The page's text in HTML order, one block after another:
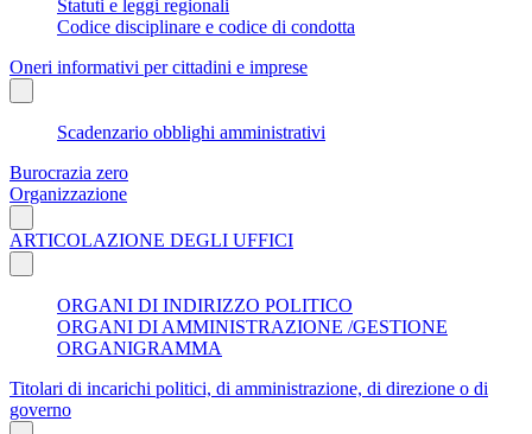
Statuti e leggi regionali
Codice disciplinare e codice di condotta
Oneri informativi per cittadini e imprese
Scadenzario obblighi amministrativi
Burocrazia zero
Organizzazione
ARTICOLAZIONE DEGLI UFFICI
ORGANI DI INDIRIZZO POLITICO
ORGANI DI AMMINISTRAZIONE /GESTIONE
ORGANIGRAMMA
Titolari di incarichi politici, di amministrazione, di direzione o di
governo